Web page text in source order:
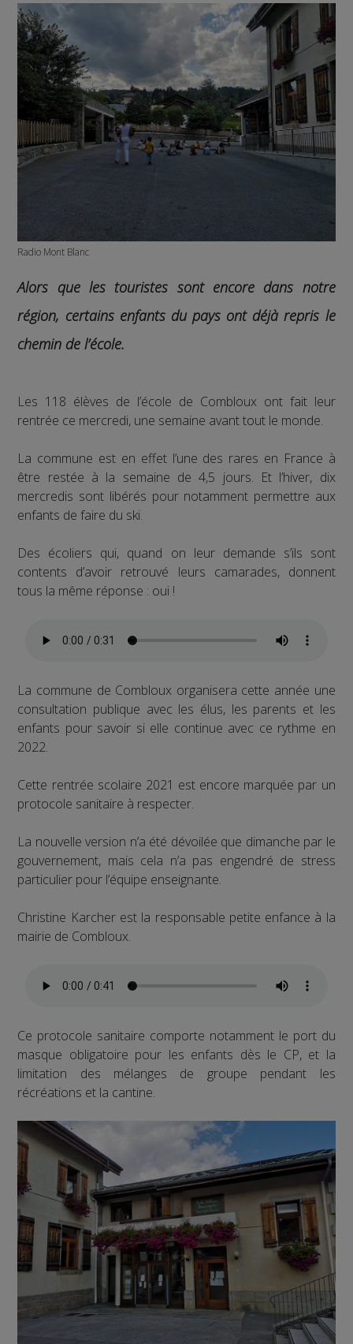
Radio Mont Blanc
Alors que les touristes sont encore dans notre
région, certains enfants du pays ont déjà repris le
chemin de l’école.
Les 118 élèves de l’école de Combloux ont fait leur
rentrée ce mercredi, une semaine avant tout le monde.
La commune est en effet l’une des rares en France à
être restée à la semaine de 4,5 jours. Et l’hiver, dix
mercredis sont libérés pour notamment permettre aux
enfants de faire du ski.
Des écoliers qui, quand on leur demande s’ils sont
contents d’avoir retrouvé leurs camarades, donnent
tous la même réponse : oui !
La commune de Combloux organisera cette année une
consultation publique avec les élus, les parents et les
enfants pour savoir si elle continue avec ce rythme en
2022.
Cette rentrée scolaire 2021 est encore marquée par un
protocole sanitaire à respecter.
La nouvelle version n’a été dévoilée que dimanche par le
gouvernement, mais cela n’a pas engendré de stress
particulier pour l’équipe enseignante.
Christine Karcher est la responsable petite enfance à la
mairie de Combloux.
Ce protocole sanitaire comporte notamment le port du
masque obligatoire pour les enfants dès le CP, et la
limitation des mélanges de groupe pendant les
récréations et la cantine.